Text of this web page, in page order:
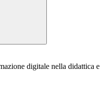
digitale nella didattica e